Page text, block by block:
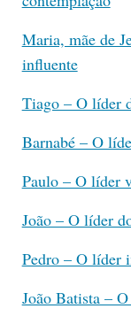
Maria, mãe de
influente
Tiago – O líder
Barnabé – O
Paulo – O líder
João – O líder
Pedro – O líder
João Batista –